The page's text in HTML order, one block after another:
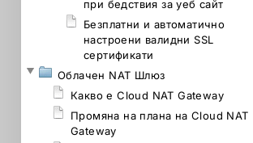
при бедствия за уеб сайт
Безплатни и автоматично
настроени валидни SSL
сертификати
Облачен NAT Шлюз
Какво е Cloud NAT Gateway
Промяна на плана на Cloud NAT
Gateway